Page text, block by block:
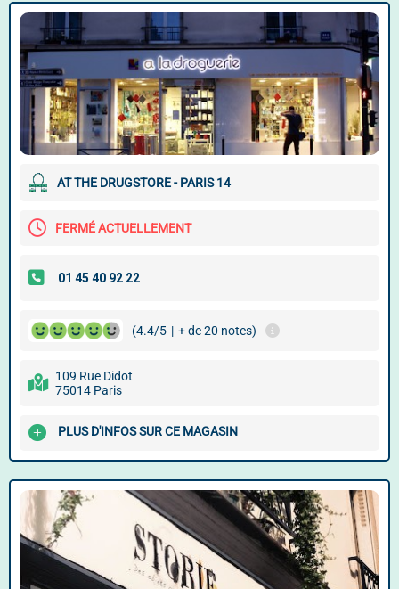
AT THE DRUGSTORE - PARIS 14
FERMÉ ACTUELLEMENT
(4.4/5 | + de 20 notes)
109 Rue Didot
75014 Paris
PLUS D'INFOS SUR CE MAGASIN